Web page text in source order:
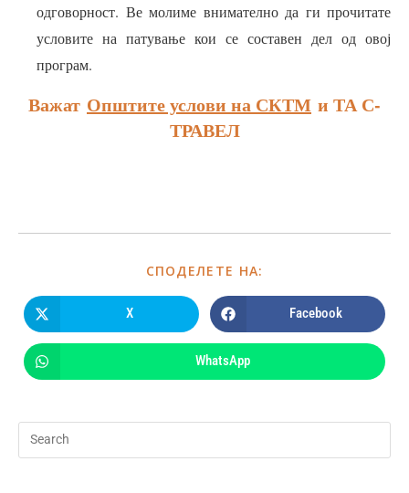
одговорност. Ве молиме внимателно да ги прочитате
условите на патување кои се составен дел од овој
програм.
Важат Општите услови на СКТМ и ТА С-
ТРАВЕЛ
СПОДЕЛЕТЕ НА:
X Facebook
WhatsApp